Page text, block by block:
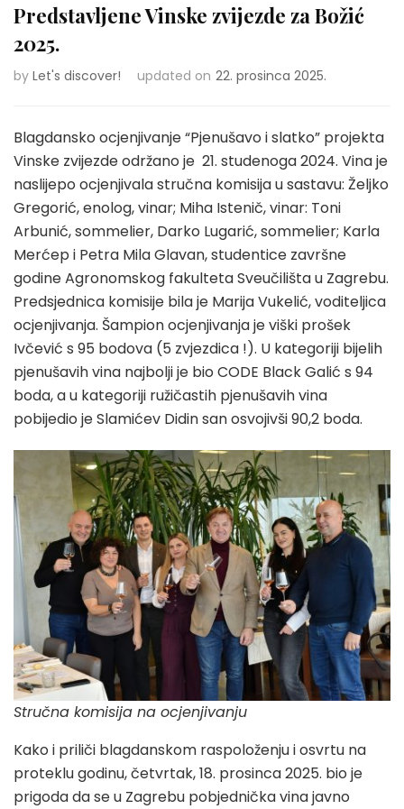
Predstavljene Vinske zvijezde za Božić
2025.
by Let's discover! updated on 22. prosinca 2025.
Blagdansko ocjenjivanje “Pjenušavo i slatko” projekta
Vinske zvijezde održano je 21. studenoga 2024. Vina je
naslijepo ocjenjivala stručna komisija u sastavu: Željko
Gregorić, enolog, vinar; Miha Istenič, vinar: Toni
Arbunić, sommelier, Darko Lugarić, sommelier; Karla
Merćep i Petra Mila Glavan, studentice završne
godine Agronomskog fakulteta Sveučilišta u Zagrebu.
Predsjednica komisije bila je Marija Vukelić, voditeljica
ocjenjivanja. Šampion ocjenjivanja je viški prošek
Ivčević s 95 bodova (5 zvjezdica !). U kategoriji bijelih
pjenušavih vina najbolji je bio CODE Black Galić s 94
boda, a u kategoriji ružičastih pjenušavih vina
pobijedio je Slamićev Didin san osvojivši 90,2 boda.
Stručna komisija na ocjenjivanju
Kako i priliči blagdanskom raspoloženju i osvrtu na
proteklu godinu, četvrtak, 18. prosinca 2025. bio je
prigoda da se u Zagrebu pobjednička vina javno